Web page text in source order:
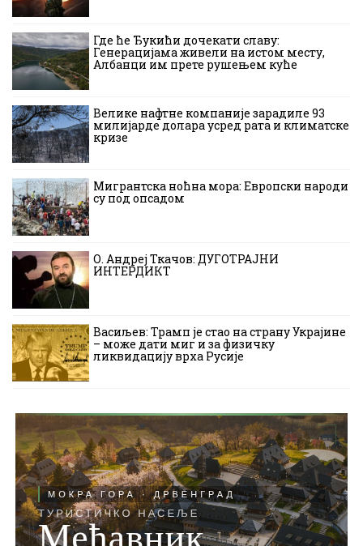
Где ће Ђукићи дочекати славу:
Генерацијама живели на истом месту,
Албанци им прете рушењем куће
Велике нафтне компаније зарадиле 93
милијарде долара усред рата и климатске
кризе
Мигрантска ноћна мора: Европски народи
су под опсадом
О. Андреј Ткачов: ДУГОТРАЈНИ
ИНТЕРДИКТ
Васиљев: Трамп је стао на страну Украјине
– може дати миг и за физичку
ликвидацију врха Русије